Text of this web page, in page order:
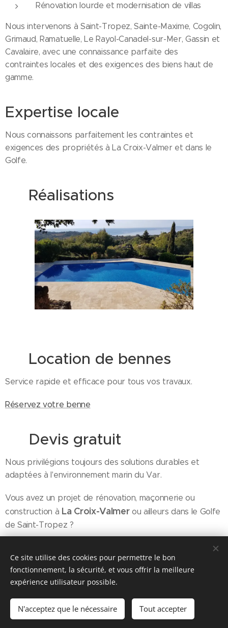
Rénovation lourde et modernisation de villas
Nous intervenons à Saint-Tropez, Sainte-Maxime, Cogolin,
Grimaud, Ramatuelle, Le Rayol-Canadel-sur-Mer, Gassin et
Cavalaire, avec une connaissance parfaite des
contraintes locales et des exigences des biens haut de
gamme.
Expertise locale
Nous connaissons parfaitement les contraintes et
exigences des propriétés à La Croix-Valmer et dans le
Golfe.
📸 Réalisations
🚛 Location de bennes
Service rapide et efficace pour tous vos travaux.
Réservez votre benne
💬 Devis gratuit
Nous privilégions toujours des solutions durables et
adaptées à l'environnement marin du Var.
Vous avez un projet de rénovation, maçonnerie ou
construction à La Croix-Valmerou ailleurs dans le Golfe
de Saint-Tropez ?
LOPES & FILS, 83240 CAVALAIRE, 06 11 99 77 64
Optimisé parWebnode Cookies
Ce site utilise des cookies pour permettre le bon
fonctionnement, la sécurité, et vous offrir la meilleure
expérience utilisateur possible.
N'acceptez que le nécessaire Tout accepter